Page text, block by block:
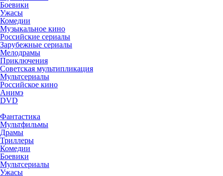
Боевики
Ужасы
Комедии
Музыкальное кино
Российские сериалы
Зарубежные сериалы
Мелодрамы
Приключения
Советская мультипликация
Мультсериалы
Российское кино
Анимэ
DVD
Фантастика
Мультфильмы
Драмы
Триллеры
Комедии
Боевики
Мультсериалы
Ужасы